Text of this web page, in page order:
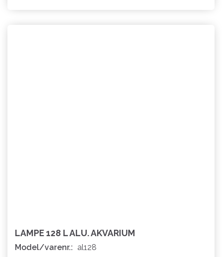
LAMPE 128 L ALU. AKVARIUM
Model/varenr.: al128